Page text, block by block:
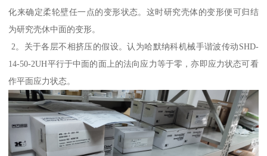
化来确定柔轮壁任一点的变形状态。这时研究壳体的变形便可归结
为研究壳休中面的变形。
2。关于各层不相挤压的假设。认为哈默纳科机械手谐波传动SHD-
14-50-2UH平行于中面的面上的法向应力等于零，亦即应力状态可看
作平面应力状态。